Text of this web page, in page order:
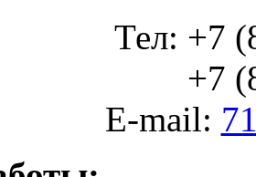
Тел: +7
+7
E-mail: